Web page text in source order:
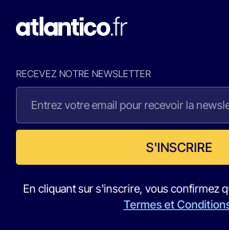
RECEVEZ NOTRE NEWSLETTER
S'INSCRIRE
En cliquant sur s'inscrire, vous confirmez
Termes et